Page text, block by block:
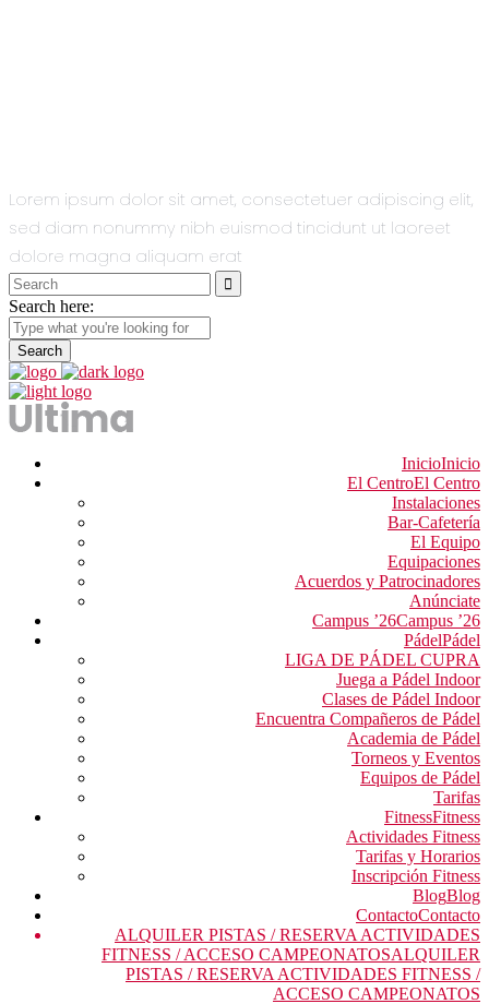
Lorem ipsum dolor sit amet, consectetuer adipiscing elit,
sed diam nonummy nibh euismod tincidunt ut laoreet
dolore magna aliquam erat
Search
for:
Search here:
InicioInicio
El CentroEl Centro
Instalaciones
Bar-Cafetería
El Equipo
Equipaciones
Acuerdos y Patrocinadores
Anúnciate
Campus ’26Campus ’26
PádelPádel
LIGA DE PÁDEL CUPRA
Juega a Pádel Indoor
Clases de Pádel Indoor
Encuentra Compañeros de Pádel
Academia de Pádel
Torneos y Eventos
Equipos de Pádel
Tarifas
FitnessFitness
Actividades Fitness
Tarifas y Horarios
Inscripción Fitness
BlogBlog
ContactoContacto
ALQUILER PISTAS / RESERVA ACTIVIDADES
FITNESS / ACCESO CAMPEONATOSALQUILER
PISTAS / RESERVA ACTIVIDADES FITNESS /
ACCESO CAMPEONATOS